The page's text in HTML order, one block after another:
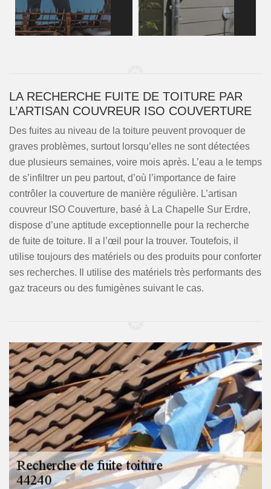
LA RECHERCHE FUITE DE TOITURE PAR
L’ARTISAN COUVREUR ISO COUVERTURE
Des fuites au niveau de la toiture peuvent provoquer de
graves problèmes, surtout lorsqu’elles ne sont détectées
due plusieurs semaines, voire mois après. L’eau a le temps
de s’infiltrer un peu partout, d’où l’importance de faire
contrôler la couverture de manière régulière. L’artisan
couvreur ISO Couverture, basé à La Chapelle Sur Erdre,
dispose d’une aptitude exceptionnelle pour la recherche
de fuite de toiture. Il a l’œil pour la trouver. Toutefois, il
utilise toujours des matériels ou des produits pour conforter
ses recherches. Il utilise des matériels très performants des
gaz traceurs ou des fumigènes suivant le cas.